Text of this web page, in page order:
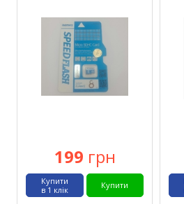
199 грн
Купити
Купити
в 1 клік